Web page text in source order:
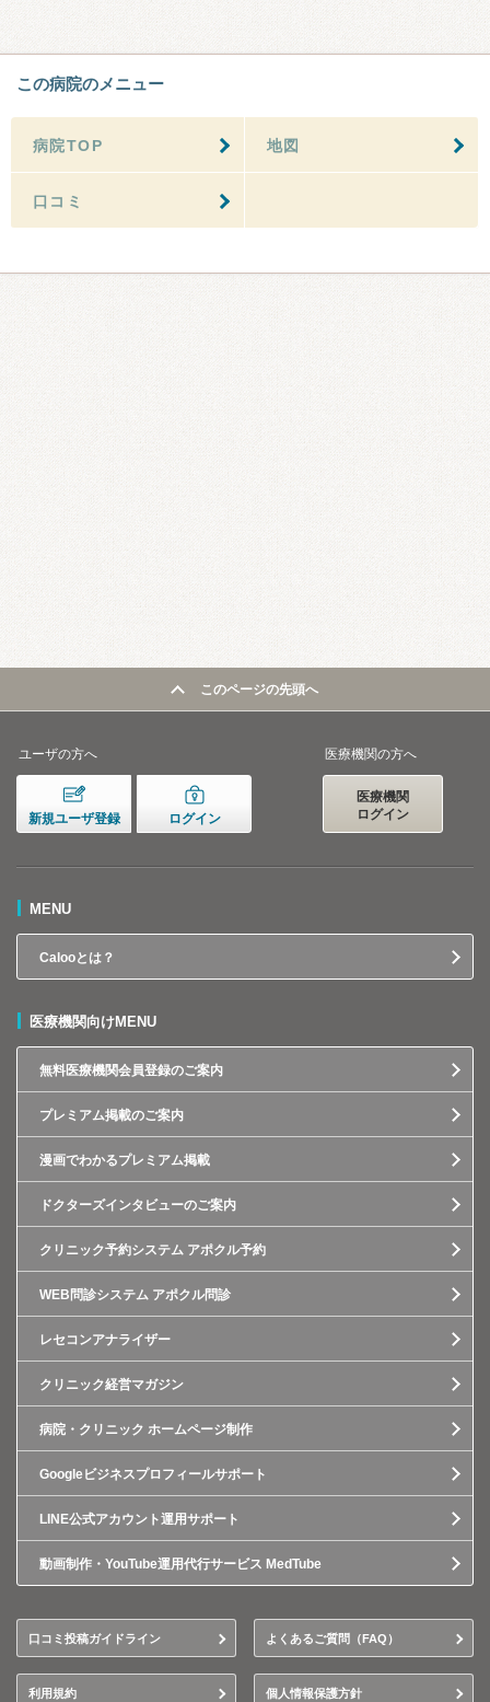
この病院のメニュー
病院TOP 地図
口コミ
このページの先頭へ
ユーザの方へ
新規ユーザ登録 ログイン
医療機関の方へ
医療機関
ログイン
MENU
Calooとは？
医療機関向けMENU
無料医療機関会員登録のご案内
プレミアム掲載のご案内
漫画でわかるプレミアム掲載
ドクターズインタビューのご案内
クリニック予約システム アポクル予約
WEB問診システム アポクル問診
レセコンアナライザー
クリニック経営マガジン
病院・クリニック ホームページ制作
Googleビジネスプロフィールサポート
LINE公式アカウント運用サポート
動画制作・YouTube運用代行サービス MedTube
口コミ投稿ガイドライン よくあるご質問（FAQ）
利用規約 個人情報保護方針